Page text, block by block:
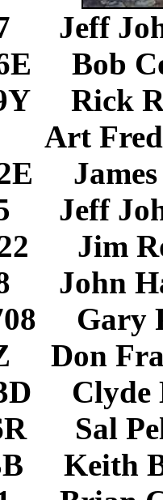
Jeff
Bob
Rick
Jeff
Jim
John
Gary
Don
Clyde
Sal
Keith